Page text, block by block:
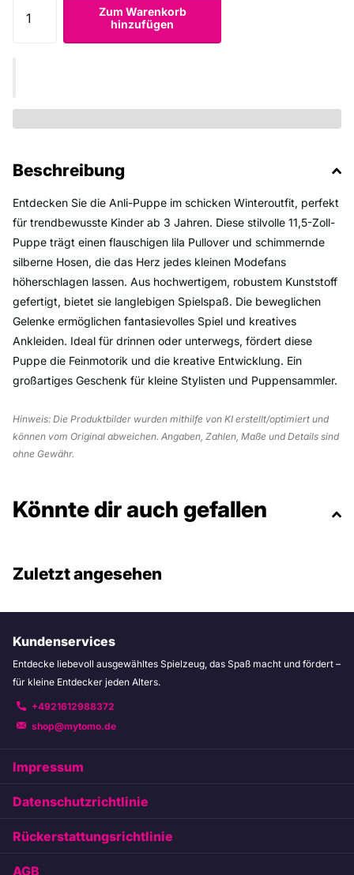
Zum Warenkorb
hinzufügen
Beschreibung
Entdecken Sie die Anli-Puppe im schicken Winteroutfit, perfekt
für trendbewusste Kinder ab 3 Jahren. Diese stilvolle 11,5-Zoll-
Puppe trägt einen flauschigen lila Pullover und schimmernde
silberne Hosen, die das Herz jedes kleinen Modefans
höherschlagen lassen. Aus hochwertigem, robustem Kunststoff
gefertigt, bietet sie langlebigen Spielspaß. Die beweglichen
Gelenke ermöglichen fantasievolles Spiel und kreatives
Ankleiden. Ideal für drinnen oder unterwegs, fördert diese
Puppe die Feinmotorik und die kreative Entwicklung. Ein
großartiges Geschenk für kleine Stylisten und Puppensammler.
Hinweis: Die Produktbilder wurden mithilfe von KI erstellt/optimiert und
können vom Original abweichen. Angaben, Zahlen, Maße und Details sind
ohne Gewähr.
Könnte dir auch gefallen
Zuletzt angesehen
Kundenservices
Entdecke liebevoll ausgewähltes Spielzeug, das Spaß macht und fördert –
für kleine Entdecker jeden Alters.
+4921612988372
shop@mytomo.de
Impressum
Datenschutzrichtlinie
Rückerstattungsrichtlinie
AGB